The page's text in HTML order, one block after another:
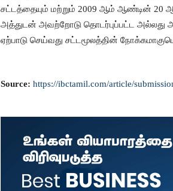
சட்டத்தையும் மற்றும் 2009 ஆம் ஆண்டின் 20
அத்துடன் அவற்றோடு தொடர்புப்பட்ட அல்லது
ஏற்பாடு செய்வது சட்டமூலத்தின்
Source: https://ibctamil.com/article/